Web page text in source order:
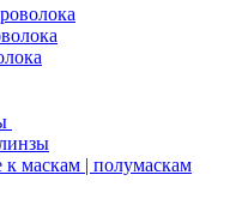
маскам | полумаскам